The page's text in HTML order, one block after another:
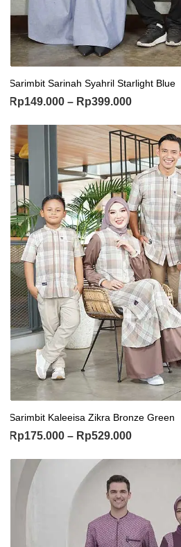
Sarimbit Sarinah Syahril Starlight Blue
Rp149.000 – Rp399.000
Sarimbit Kaleeisa Zikra Bronze Green
Rp175.000 – Rp529.000